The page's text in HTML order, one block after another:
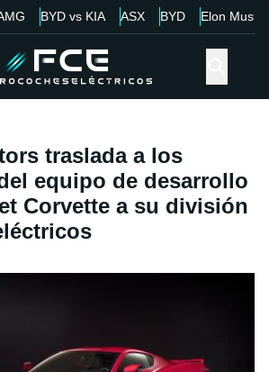
BYD vs KIA ASX BYD Elon Musk
traslada a los
equipo de desarrollo
Corvette a su división